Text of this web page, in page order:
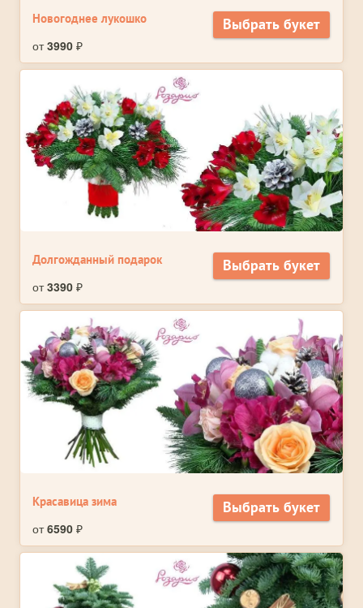
Новогоднее лукошко
от3990 ₽
Выбрать букет
Долгожданный подарок
от3390 ₽
Выбрать букет
Красавица зима
от6590 ₽
Выбрать букет